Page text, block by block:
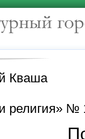
Кваша
религия» №